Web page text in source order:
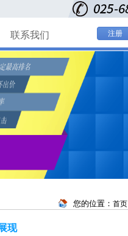
联系我们 注册
您的位置： 首页
现